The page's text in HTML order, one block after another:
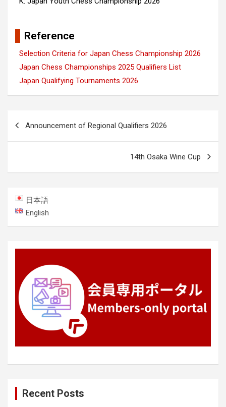
Reference
Selection Criteria for Japan Chess Championship 2026
Japan Chess Championships 2025 Qualifiers List
Japan Qualifying Tournaments 2026
Announcement of Regional Qualifiers 2026
14th Osaka Wine Cup
日本語
English
Recent Posts